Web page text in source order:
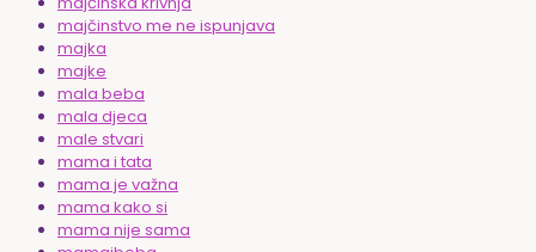
majčinstvo me ne ispunjava
majka
majke
mala beba
mala djeca
male stvari
mama i tata
mama je važna
mama kako si
mama nije sama